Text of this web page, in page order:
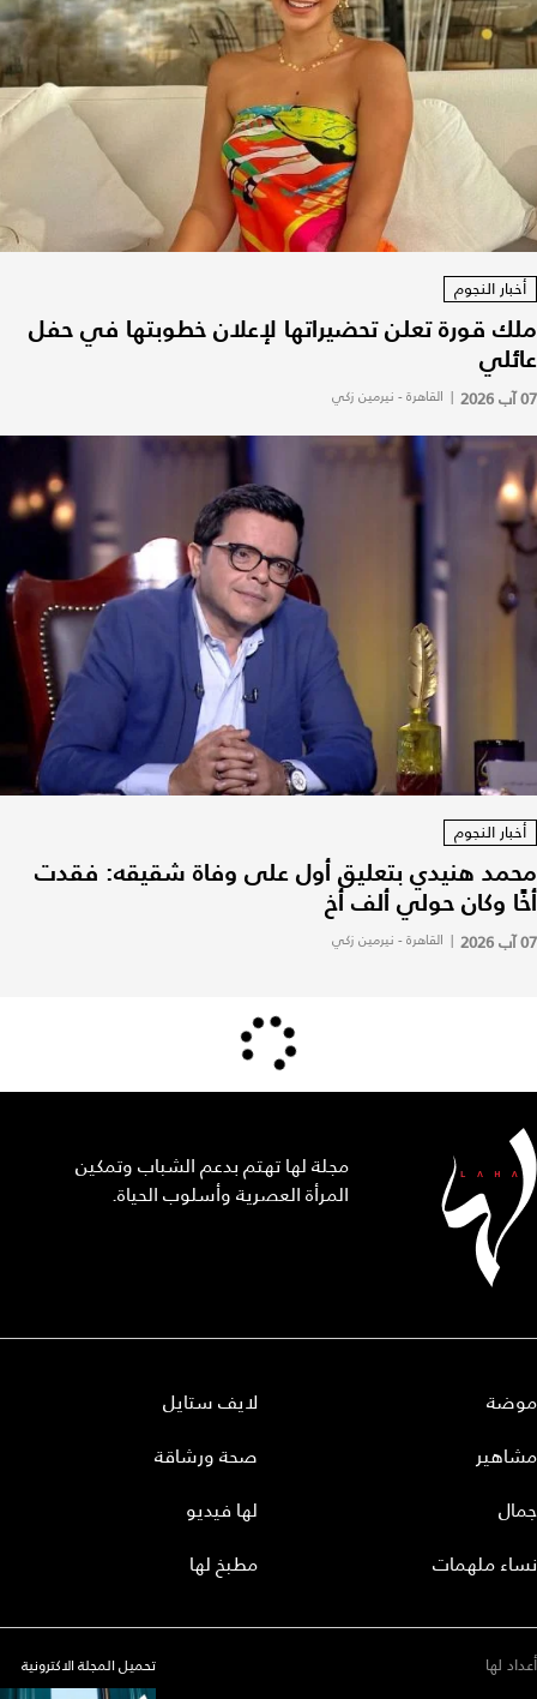
أخبار النجوم
ملك قورة تعلن تحضيراتها لإعلان خطوبتها في حفل
عائلي
07 آب 2026 | القاهرة - نيرمين زكي
أخبار النجوم
محمد هنيدي بتعليق أول على وفاة شقيقه: فقدت
أخًا وكان حولي ألف أخ
07 آب 2026 | القاهرة - نيرمين زكي
مجلة لها تهتم بدعم الشباب وتمكين
المرأة العصرية وأسلوب الحياة.
موضة
مشاهير
جمال
نساء ملهمات
لايف ستايل
صحة ورشاقة
لها فيديو
مطبخ لها
أعداد لها تحميل المجلة الاكترونية